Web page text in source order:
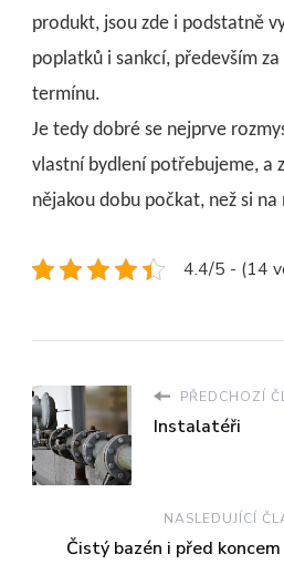
produkt, jsou zde i podstatně
poplatků i sankcí, především
termínu.
Je tedy dobré se nejprve
vlastní bydlení potřebujeme, a
nějakou dobu počkat, než si
4.4/5 - (14
PŘEDCHOZÍ
Instalatéři
NASLEDUJÍCÍ
Čistý bazén i před